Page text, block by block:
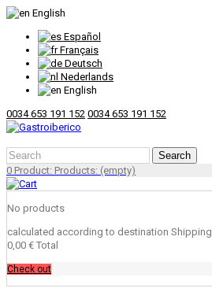
English
Español
Français
Deutsch
Nederlands
English
0034 653 191 152 0034 653 191 152
Search
0 Product: Products: (empty)
No products
calculated according to destination Shipping
0,00 € Total
Check out